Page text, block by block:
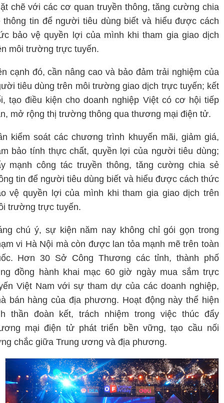
chẽ với các cơ quan truyền thông, tăng cường chia
thông tin để người tiêu dùng biết và hiểu được cách
bảo vệ quyền lợi của mình khi tham gia giao dịch
môi trường trực tuyến.
cạnh đó, cần nâng cao và bảo đảm trải nghiệm của
tiêu dùng trên môi trường giao dịch trực tuyến; kết
tạo điều kiện cho doanh nghiệp Việt có cơ hội tiếp
mở rộng thị trường thông qua thương mại điện tử.
kiểm soát các chương trình khuyến mãi, giảm giá,
bảo tính thực chất, quyền lợi của người tiêu dùng;
mạnh công tác truyền thông, tăng cường chia sẻ
tin để người tiêu dùng biết và hiểu được cách thức
vệ quyền lợi của mình khi tham gia giao dịch trên
trường trực tuyến.
chú ý, sự kiện năm nay không chỉ gói gọn trong
vi Hà Nội mà còn được lan tỏa mạnh mẽ trên toàn
Hơn 30 Sở Công Thương các tỉnh, thành phố
đồng hành khai mạc 60 giờ ngày mua sắm trực
Việt Nam với sự tham dự của các doanh nghiệp,
bán hàng của địa phương. Hoạt động này thể hiện
thần đoàn kết, trách nhiệm trong việc thúc đẩy
mại điện tử phát triển bền vững, tạo cầu nối
chắc giữa Trung ương và địa phương.